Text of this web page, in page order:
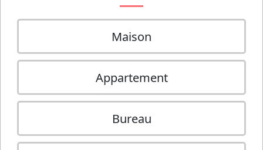
Maison
Appartement
Bureau